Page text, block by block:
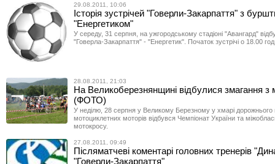
29.08.2011, 10:06
Історія зустрічей "Говерли-Закарпаття" з
"Енергетиком"
У середу, 31 серпня, на ужгородському стадіоні "Авангард"
"Говерла-Закарпаття" - "Енергетик". Початок зустрічі о 18.00
28.08.2011, 21:03
На Великоберезнянщині відбулися змагання з
(ФОТО)
У неділю, 28 серпня у Великому Березному у хмарі дорожнього
мотоциклетних моторів відбувся Чемпіонат України та
мотокросу.
27.08.2011, 09:49
Післяматчеві коментарі головних тренерів
"Говерли-Закарпаття"